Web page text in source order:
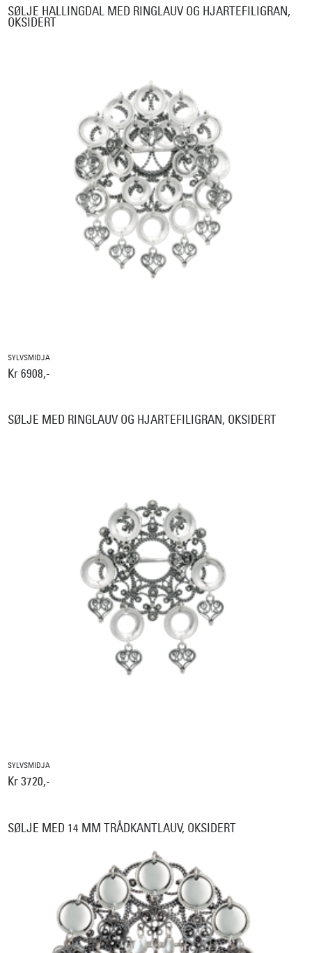
SØLJE HALLINGDAL MED RINGLAUV OG HJARTEFILIGRAN,
OKSIDERT
SYLVSMIDJA
Kr 6908,-
SØLJE MED RINGLAUV OG HJARTEFILIGRAN, OKSIDERT
SYLVSMIDJA
Kr 3720,-
SØLJE MED 14 MM TRÅDKANTLAUV, OKSIDERT